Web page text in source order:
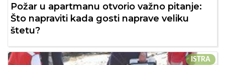
Požar u apartmanu otvorio važno pitanje:
Što napraviti kada gosti naprave veliku
štetu?
ISTRA